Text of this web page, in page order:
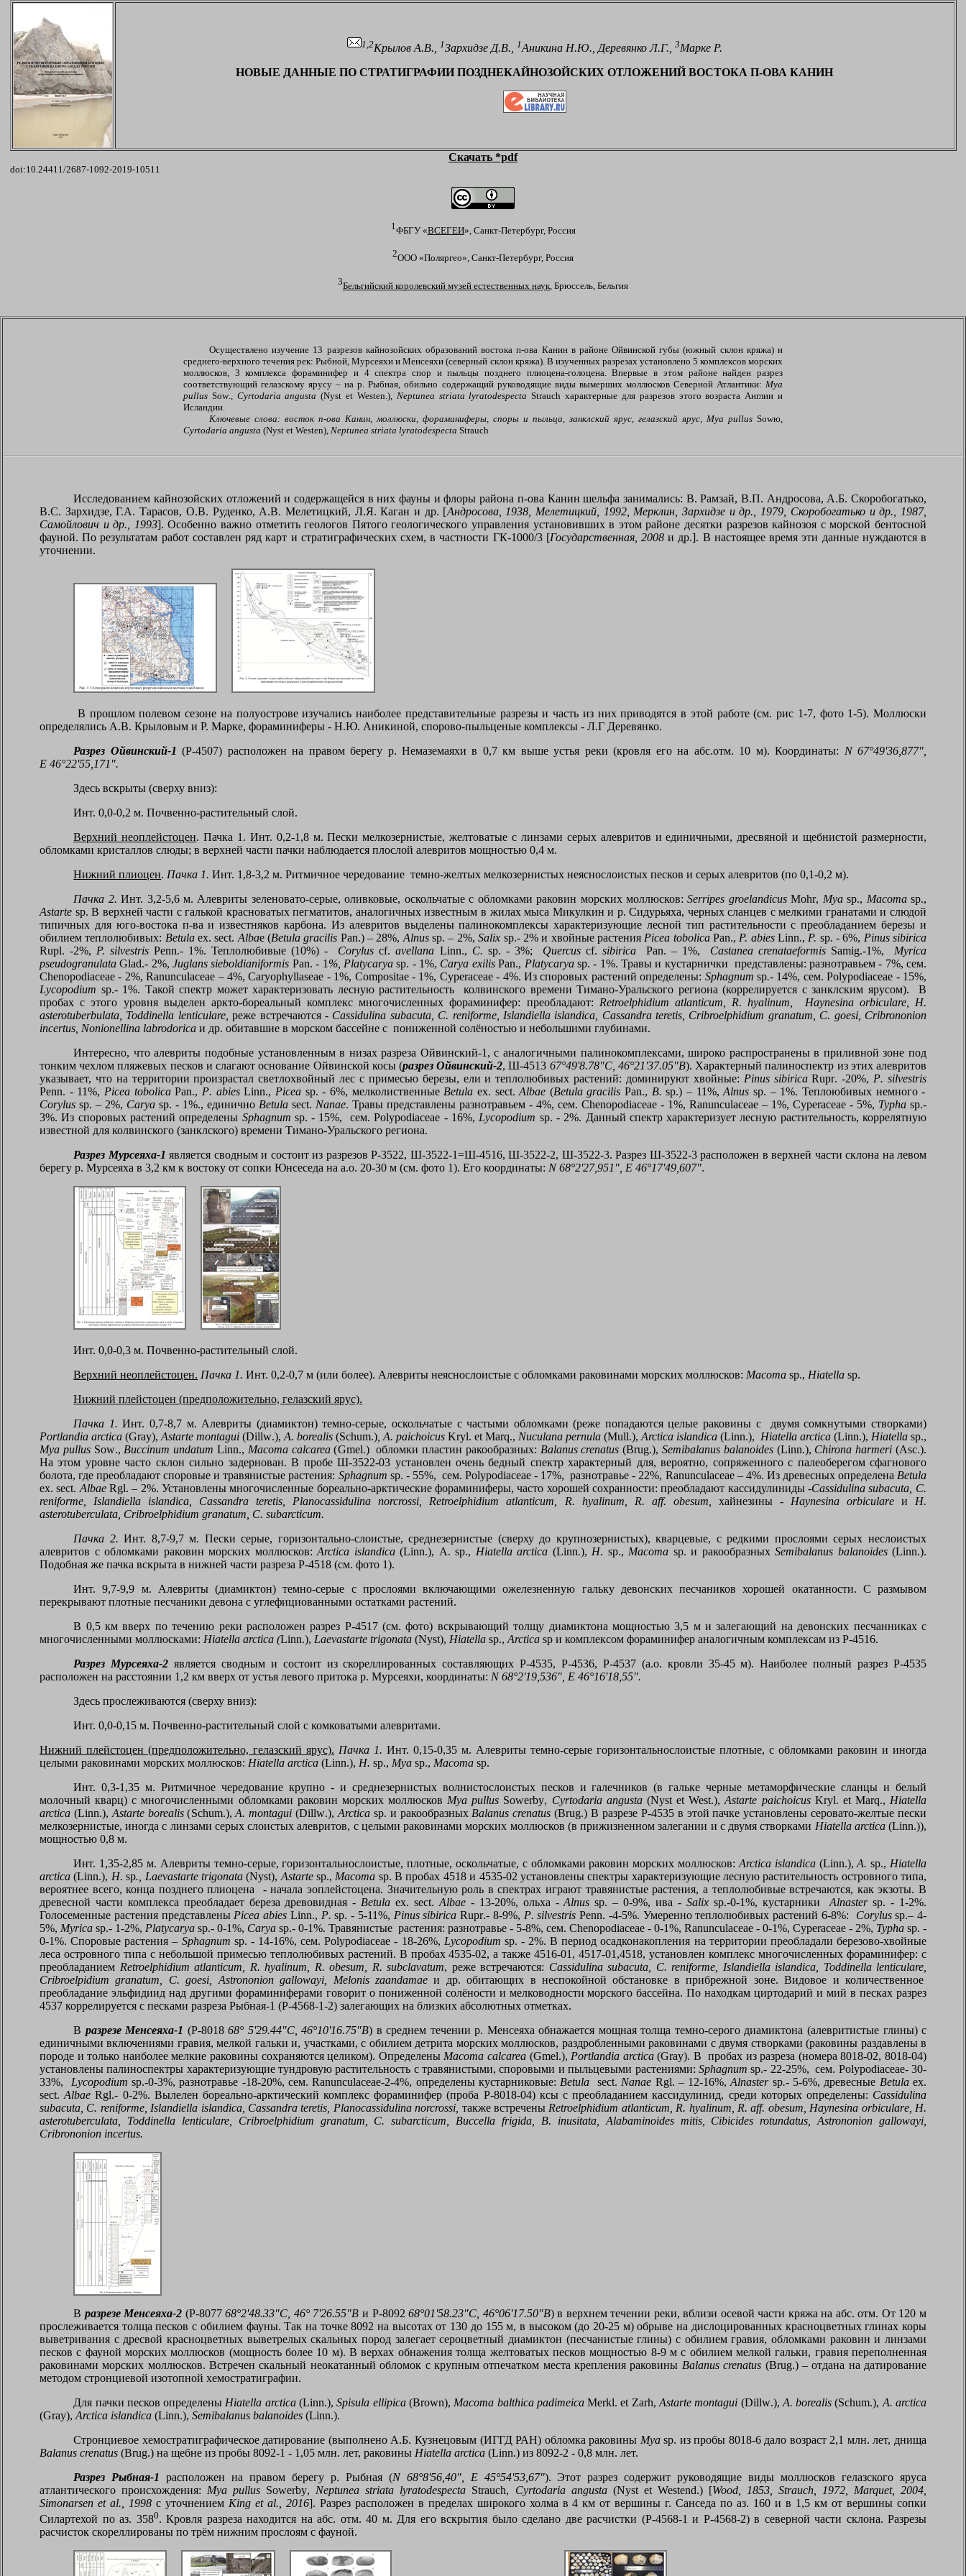
1,2Крылов А.В., 1Зархидзе Д.В., 1Аникина Н.Ю., Деревянко Л.Г., 3Марке Р.
НОВЫЕ ДАННЫЕ ПО СТРАТИГРАФИИ ПОЗДНЕКАЙНОЗОЙСКИХ ОТЛОЖЕНИЙ ВОСТОКА П-ОВА КАНИН
Скачать *pdf
doi:10.24411/2687-1092-2019-10511
1ФБГУ «ВСЕГЕИ», Санкт-Петербург, Россия
2ООО «Поляргео», Санкт-Петербург, Россия
3Бельгийский королевский музей естественных наук Брюссель, Бельгия
Осуществлено изучение 13 разрезов кайнозойских образований востока п-ова Канин в районе Ойвинской губы (южный склон кряжа) и
среднего-верхного течения рек: Рыбной, Мурсеяхи и Менсеяхи (северный склон кряжа). В изученных разрезах установлено 5 комплексов морских
моллюсков, 3 комплекса фораминифер и 4 спектра спор и пыльцы позднего плиоцена-голоцена. Впервые в этом районе найден разрез
соответствующий гелазскому ярусу – на р. Рыбная, обильно содержащий руководящие виды вымерших моллюсков Северной Атлантики: Mya
pullus Sow., Cyrtodaria angusta (Nyst et Westen.), Neptunea striata lyratodespecta Strauch характерные для разрезов этого возраста Англии и
Исландии.
Ключевые слова: восток п-ова Канин, моллюски, фораминиферы, споры и пыльца, занклский ярус, гелазский ярус, Mya pullus Sowю,
Cyrtodaria angusta (Nyst et Westen), Neptunea striata lyratodespecta Strauch
Исследованием кайнозойских отложений и содержащейся в них фауны и флоры района п-ова Канин шельфа занимались: В. Рамзай, В.П. Андросова, А.Б. Скоробогатько,
В.С. Зархидзе, Г.А. Тарасов, О.В. Руденко, А.В. Мелетицкий, Л.Я. Каган и др. [Андросова, 1938, Мелетицкий, 1992, Мерклин, Зархидзе и др., 1979, Скоробогатько и др., 1987,
Самойлович и др., 1993]. Особенно важно отметить геологов Пятого геологического управления установивших в этом районе десятки разрезов кайнозоя с морской бентосной
фауной. По результатам работ составлен ряд карт и стратиграфических схем, в частности ГК-1000/3 [Государственная, 2008 и др.]. В настоящее время эти данные нуждаются в
уточнении.
В прошлом полевом сезоне на полуострове изучались наиболее представительные разрезы и часть из них приводятся в этой работе (см. рис 1-7, фото 1-5). Моллюски
определялись А.В. Крыловым и Р. Марке, фораминиферы - Н.Ю. Аникиной, спорово-пыльценые комплексы - Л.Г Деревянко.
Разрез Ойвинский-1 (Р-4507) расположен на правом берегу р. Немаземаяхи в 0,7 км выше устья реки (кровля его на абс.отм. 10 м). Координаты: N67°49'36,877",
E 46°22'55,171".
Здесь вскрыты (сверху вниз):
Инт. 0,0-0,2 м. Почвенно-растительный слой.
Верхний неоплейстоцен. Пачка 1. Инт. 0,2-1,8 м. Пески мелкозернистые, желтоватые с линзами серых алевритов и единичными, дресвяной и щебнистой размерности,
обломками кристаллов слюды; в верхней части пачки наблюдается плослой алевритов мощностью 0,4 м.
Нижний плиоцен. Пачка 1. Инт. 1,8-3,2 м. Ритмичное чередование темно-желтых мелкозернистых неяснослоистых песков и серых алевритов (по 0,1-0,2 м).
Пачка 2. Инт. 3,2-5,6 м. Алевриты зеленовато-серые, оливковые, оскольчатые с обломками раковин морских моллюсков:Serripes groelandicusMohr, Myasp., Macomasp.,
Astarte sp. В верхней части cгалькой красноватых пегматитов, аналогичных известным в жилах мыса Микулкин и р. Сидурьяха, черных сланцев с мелкими гранатами и слюдой
типичных для юго-востока п-ва и известняков карбона. Из алевритов выделены палинокомплексы характеризующие лесной тип растительности с преобладанием березы и
обилием теплолюбивых: Betulaex.sect. Albae (Betula gracilis Pan.) – 28%, Alnussp. – 2%,Salix sp.- 2%и хвойные растения Picea tobolicaPan., P. abiesLinn., P. sp. - 6%, Pinus sibiricа
Rupl. -2%, P. silvestris Penn.- 1%.Теплолюбивые (10%) - Corylus cf.avellana Linn., C. sp. - 3%; Quercus cf. sibiricaPan. – 1%, Castanea crenataeformis Samig.-1%, Myrica
pseudogranulata Glad.- 2%,Juglans sieboldianiformis Pan. - 1 %, Platycarya sp. - 1%, Carya exilisPan., Platycaryasp. - 1%.Травы и кустарнички представлены: разнотравьем- 7%,сем.
Сhenopodiaceae - 2%, Ranunculaceae – 4%, Caryophyllaseae - 1%, Compositae - 1%, Cyperaceae - 4%. Из споровых растений определены: Sphagnumsp.- 14%, сем.Polypodiaceae - 15%,
Lycopodium sp.- 1%. Такой спектр может характеризовать лесную растительность колвинского времени Тимано-Уральского региона (коррелируется с занклским ярусом).
В
пробах с этого уровня выделен аркто-бореальный комплекс многочисленных фораминифер: преобладают: Retroelphidium atlanticum, R.hyalinum Haynesina orbiculare, H.
asterotuberbulata Toddinella lenticulare, реже встречаются - Cassidulina subacuta, C. reniforme, Islandiella islandica Cassandra teretis Cribroelphidium granatum C. goesi, Cribrononion
incertus, Nonionellina labrodorica и др. обитавшие в морском бассейне с пониженной солёностью и небольшими глубинами.
Интересно, что алевриты подобные установленным в низах разреза Ойвинский-1, с аналогичными палинокомплексами, широко распространены в приливной зоне под
тонким чехлом пляжевых песков и слагают основание Ойвинской косы (разрез Ойвинский-2, Ш-4513 67°49'8.78"С, 46°21'37.05"В). Характерный палиноспектр из этих алевритов
указывает, что на территории произрастал светлохвойный лес с примесью березы, ели и теплолюбивых растений: доминируют хвойные: Pinus sibiricа Rupr. -20%, P.silvestris
Penn. - 11%, Picea tobolicaPan., P. abiesLinn., Piceasp. - 6%, мелколиственные Betula ex. sect.Albae (Betula gracilis Pan., B. sp.) – 11%,Alnus sp. – 1%. Теплоюбивых немного -
Corylus sp. – 2%, Carya sp. - 1%., единично Betula sect. Nanae. Травы представлены разнотравьем - 4%, сем. Сhenopodiaceae - 1%, Ranunculaceae – 1%, Cyperaceae - 5%, Typha sp.-
3%. Из споровых растений определены Sphagnum sp. - 15%, сем.Polypodiaceae - 16%, Lycopodium sp. - 2%. Данный спектр характеризует лесную растительность, коррелятную
известной для колвинского (занклского) времени Тимано-Уральского региона.
Разрез Мурсеяха-1 является сводным и состоит из разрезов Р-3522, Ш-3522-1=Ш-4516, Ш-3522-2, Ш-3522-3. Разрез Ш-3522-3 расположен в верхней части склона на левом
берегу р. Мурсеяха в 3,2 км к востоку от сопки Юнсеседа на а.о. 20-30 м (см. фото 1). Его координаты: N68°2'27,951", E 46°17'49,607".
Инт. 0,0-0,3 м. Почвенно-растительный слой.
Верхний неоплейстоцен. Пачка 1. Инт. 0,2-0,7 м (или более). Алевриты неяснослоистые с обломками раковинами морских моллюсков: Macoma sp., Hiatella sp.
Нижний плейстоцен (предположительно, гелазский ярус).
Пачка 1. Инт. 0,7-8,7 м. Алевриты (диамиктон) темно-серые, оскольчатые с частыми обломками (реже попадаются целые раковины с двумя сомкнутыми створками)
Portlandia arctica (Gray), Astarte montagui (Dillw.), A. borealis (Schum.) A. paichoicus Kryl. et Marq., Nuculana pernula (Mull.), Arctica islandica (Linn.), Hiatella arctica (Linn.), Hiatella sp.,
Mya pullusSow., Buccinum undatum Linn., Macoma calcarea(Gmel.) обломки пластин ракообразных: Balanus crenatus (Brug.), Semibalanus balanoides(Linn.), Chirona harmeri (Asc.).
На этом уровне часто склон сильно задернован. В пробе Ш-3522-03 установлен очень бедный спектр характерный для, вероятно, сопряженного с палеоберегом сфагнового
болота, где преобладают споровые и травянистые растения: Sphagnum sp. - 55%, сем.Polypodiaceae - 17%, разнотравье - 22%, Ranunculaceae– 4%. Из древесных определена Betula
ex.sect. AlbaeRgl. – 2%. Установлены многочисленные бореально-арктические фораминиферы, часто хорошей сохранности: преобладают кассидулиниды -Cassidulina subacuta, C.
reniforme , Islandiella islandica, Cassandra teretis, Planocassidulina norcrossi, Retroelphidium atlanticum R. hyalinum R. aff. obesum хайнезины - Haynesina orbicularеи H.
asterotuberculata Cribroelphidium granatum C. subarcticum.
Пачка 2. Инт. 8,7-9,7 м. Пески серые, горизонтально-слоистые, среднезернистые (сверху до крупнозернистых), кварцевые, с редкими прослоями серых неслоистых
алевритов с обломками раковин морcких моллюсков: Arctica islandica(Linn.), A. sp., Hiatella arctica (Linn.), H. sp., Macoma sp. и ракообразных Semibalanus balanoides(Linn.).
Подобная же пачка вскрыта в нижней части разреза Р-4518 (см. фото 1).
Инт. 9,7-9,9 м. Алевриты (диамиктон) темно-серые с прослоями включающими ожелезненную гальку девонских песчаников хорошей окатанности. С размывом
перекрывают плотные песчаники девона с углефициованными остатками растений.
В 0,5 км вверх по течению реки расположен разрез P-4517 (см. фото) вскрывающий толщу диамиктона мощностью 3,5 м и залегающий на девонских песчанниках с
многочисленными моллюсками: Hiatella arctica (Linn.), Laevastarte trigonata (Nyst), Hiatella sp., Arctica sp и комплексом фораминифер аналогичным комплексам из Р-4516.
Разрез Мурсеяха-2 является сводным и состоит из скореллированных составляющих Р-4535, Р-4536, Р-4537 (а.о. кровли 35-45 м). Наиболее полный разрез Р-4535
расположен на расстоянии 1,2 км вверх от устья левого притока р. Мурсеяхи, координаты: N68°2'19,536", E 46°16'18,55".
Здесь прослеживаются (сверху вниз):
Инт. 0,0-0,15 м. Почвенно-растительный слой с комковатыми алевритами.
Нижний плейстоцен (предположительно, гелазский ярус). Пачка 1. Инт. 0,15-0,35 м. Алевриты темно-серые горизонтальнослоистые плотные, с обломками раковин и иногда
целыми раковинами морских моллюсков: Hiatella arctica (Linn.), H. sp., Mya sp., Macoma sp.
Инт. 0,3-1,35 м. Ритмичное чередование крупно - и среднезернистых волнистослоистых песков и галечников (в гальке черные метаморфические сланцы и белый
молочный кварц) с многочисленными обломками раковин морских моллюсков Mya pullus Sowerby, Cyrtodaria angusta(Nyst et West.),Astarte paichoicusKryl. et Marq., Hiatella
arctica (Linn.), Astarte borealis(Schum.),A.montagui (Dillw.), Arctica sp. и ракообразных Balanus crenatus (Brug.) В разрезе Р-4535 в этой пачке установлены серовато-желтые пески
мелкозернистые, иногда с линзами серых слоистых алевритов, с целыми раковинами морских моллюсков (в прижизненном залегании и с двумя створками Hiatella arctica(Linn.)),
мощностью 0,8 м.
Инт. 1,35-2,85 м. Алевриты темно-серые, горизонтальнослоистые, плотные, оскольчатые, с обломками раковин морcких моллюсков: Arctica islandica(Linn.),A. sp., Hiatella
arctica(Linn.), H.sp., Laevastarte trigonata(Nyst), Astartesp., Macoma sp. В пробах 4518 и 4535-02 установлены спектры характеризующие лесную растительность островного типа,
вероятнее всего, конца позднего плиоцена - начала эоплейстоцена. Значительную роль в спектрах играют травянистые растения, а теплолюбивые встречаются, как экзоты. В
древесной части комплекса преобладает береза древовидная - Betula ex.sect. Albae- 13-20%, ольха -Alnus sp. – 0-9%, ива - Salixsp.-0-1%, кустарникиAlnastersp. - 1-2%.
Голосеменные растения представлены Picea abies Linn., P. sp. - 5-11%, Pinus sibirica Rupr.- 8-9%, P.silvestris Penn. -4-5%. Умеренно теплолюбивых растений 6-8%: Corylussp.– 4-
5%, Myrica sp.- 1-2%, Platycarya sp.- 0-1%, Carya sp.- 0-1%. Травянистые раcтения: разнотравье - 5-8%, сем. Chenopodiaceae - 0-1%, Ranunculaceae - 0-1%, Cyperaceae - 2%, Typha sp. -
0-1%. Споровые растения – Sphagnum sp. - 14-16%, сем.Polypodiaceae - 18-26%, Lycopodium sp. - 2%. В период осадконакопления на территории преобладали березово-хвойные
леса островного типа с небольшой примесью теплолюбивых растений. В пробах 4535-02, а также 4516-01, 4517-01,4518, установлен комплекс многочисленных фораминифер: с
преобладанием Retroelphidium atlanticum, R. hyalinum R. obesum R. subclavatum, реже встречаются: Cassidulina subacuta C. reniforme Islandiella islandica Toddinella lenticulare
Cribroelpidium granatum
C.goesi Astrononion gallowayi Meloniszaandamaeи др. обитающих в неспокойной обстановке в прибрежной зоне. Видовое и количественное
преобладание эльфидиид над другими фораминиферами говорит о пониженной солёности и мелководности морского бассейна. По находкам циртодарий и мий в песках разрез
4537 коррелируется с песками разреза Рыбная-1 (Р-4568-1-2) залегающих на близких абсолютных отметках.
В разрезе Менсеяха-1 (P-801868° 5'29.44"С, 46°10'16.75"В) в среднем течении р. Менсеяха обнажается мощная толща темно-серого диамиктона (алевритистые глины) с
единичными включениями гравия, мелкой гальки и, участками, с обилием детрита морских моллюсков, раздробленными раковинами с двумя створками (раковины раздавлены в
породе и только наиболее мелкие раковины сохраняются целиком). Определены Macoma calcarea (Gmel.), Portlandia arctica(Gray). В пробах из разреза (номера 8018-02, 8018-04)
установлены палиноспектры характеризующие тундровую растительность с травянистыми, споровыми и пыльцевыми растениями: Sphagnum sp.- 22-25%, сем. Polypodiaceae- 30-
33%, Lycopodium sp.-0-3%, разнотравье -18-20%, сем.Ranunculaceae-2-4%, определены кустарниковые: Betula sect. Nanae Rgl. – 12-16%,Alnaster sp.- 5-6%, древесные Betulaex.
sect.Albae Rgl.- 0-2%. Вылелен бореально-арктический комплекс фораминифер (проба Р-8018-04) ксыcпреобладанием кассидулинид, среди которых определены: Cassidulina
subacuta, C. reniforme, Islandiella islandica, Cassandra teretis, Planocassidulina norcrossi, также встречены Retroelphidium atlanticum, R. hyalinum, R. aff. obesum, Haynesina orbicularе, H.
asterotuberculata, Toddinella lenticulare, Cribroelphidium granatum, C. subarcticum, Buccella frigida, B. inusitata, Alabaminoides mitis, Cibicides rotundatus, Astrononion gallowayi,
Cribrononion incertus.
В разрезе Менсеяха-2 (P-807768°2'48.33"С, 46° 7'26.55"В и Р-809268°01'58.23"С, 46°06'17.50"В) в верхнем течении реки, вблизи осевой части кряжа на абс. отм. От 120 м
прослеживается толща песков с обилием фауны. Так на точке 8092 на высотах от 130 до 155 м, в высоком (до 20-25 м) обрыве на дислоцированных красноцветных глинах коры
выветривания с дресвой красноцветных выветрелых скальных пород залегает сероцветный диамиктон (песчанистые глины) с обилием гравия, обломками раковин и линзами
песков с фауной морских моллюсков (мощность более 10 м). В верхах обнажения толща желтоватых песков мощностью 8-9 м с обилием мелкой гальки, гравия переполненная
раковинами морских моллюсков. Встречен скальный неокатанный обломок с крупным отпечатком места крепления раковины Balanus crenatus (Brug.) – отдана на датирование
методом стронциевой изотопной хемостратиграфии.
Для пачки песков определены Hiatella arctica(Linn.),Spisula ellipica(Brown), Macoma balthica padimeicaMerkl.et Zarh, Astarte montagui (Dillw.), A.borealis (Schum.), A.arctica
(Gray), Arctica islandica (Linn.), Semibalanus balanoides (Linn.).
Стронциевое хемостратиграфическое датирование (выполнено А.Б. Кузнецовым (ИГГД РАН) обломка раковины Myasp. из пробы 8018-6 дало возраст 2,1 млн. лет, днища
Balanus crenatus (Brug.) на щебне из пробы 8092-1 - 1,05 млн. лет, раковины Hiatella arctica (Linn.) из 8092-2 - 0,8 млн. лет.
Разрез Рыбная-1 расположен на правом берегу р. Рыбная (N68°8'56,40", E45°54'53,67"). Этот разрез содержит руководящие виды моллюсков гелазского яруса
атлантического происхождения: Mya pullus Sowerby, Neptunea striata lyratodespecta Strauch, Cyrtodaria angusta (Nyst et Westend.) [Wood, 1853, Strauch, 1972, Marquet, 2004,
Simonarsen et al., 1998 c уточнением King et al., 2016]. Разрез расположен в пределах широкого холма в 4 км от вершины г. Санседа по аз. 160 и в 1,5 км от вершины сопки
Силартехой по аз. 3580. Кровля разреза находится на абс. отм. 40 м. Для его вскрытия было сделано две расчистки (Р-4568-1 и Р-4568-2) в северной части склона. Разрезы
расчисток скореллированы по трём нижним прослоям с фауной.